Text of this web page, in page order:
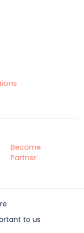
Become
Partner
to us